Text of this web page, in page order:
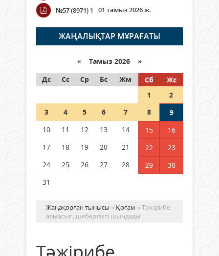
Wi-Fi ҚАБЫРҒА АРҚЫЛЫ ҚАЛАЙ
ӨТЕДІ?
06 тамыз 2026 ж. 273
граждане Казахстана,
05 тамыз 2026 ж. 154
Шетелде жүрген Қазақстан
азаматтары қалай дауыс бере
№57 (8971) 1
01 тамыз 2026 ж.
ЖАҢАЛЫҚТАР МҰРАҒАТЫ
« Тамыз 2026 »
Дс
Сс Ср Бс Жм Сб
Жс
1
2
3
4 5 6 7 8
9
10
11 12 13 14 15
16
17
18 19 20 21 22
23
24
25 26 27 28 29
30
31
Жаңақорған тынысы » Қоғам » Тәжірибе
алмасып, шеберлікті шыңдады